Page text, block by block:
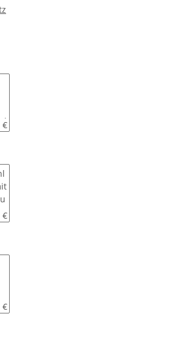
inkl. Radstoßdämpfer und COC Eintrag
€
mit Aluminium Riffelblech
€
€